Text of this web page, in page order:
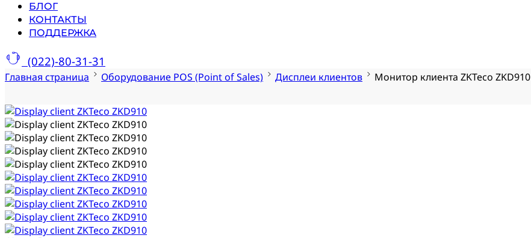
БЛОГ
КОНТАКТЫ
ПОДДЕРЖКА
(022)-80-31-31
Главная страница Оборудование POS (Point of Sales) Дисплеи клиентов Монитор клиента ZKTeco ZKD910